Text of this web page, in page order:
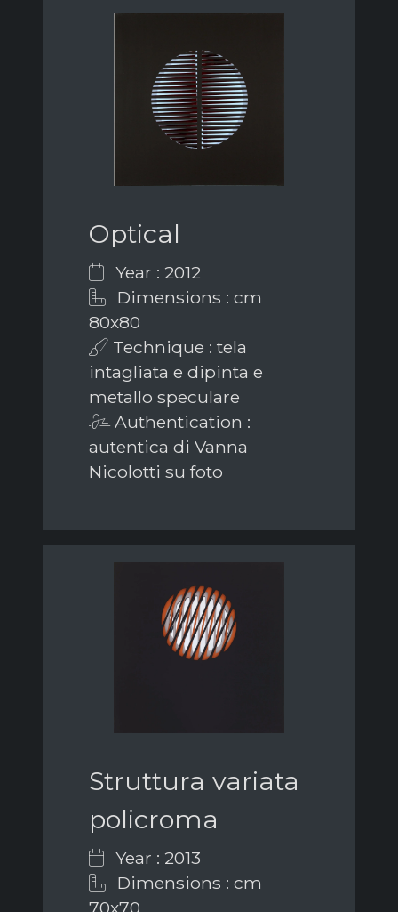
Optical
Year : 2012
Dimensions : cm
80x80
Technique : tela
intagliata e dipinta e
metallo speculare
Authentication :
autentica di Vanna
Nicolotti su foto
Struttura variata
policroma
Year : 2013
Dimensions : cm
70x70